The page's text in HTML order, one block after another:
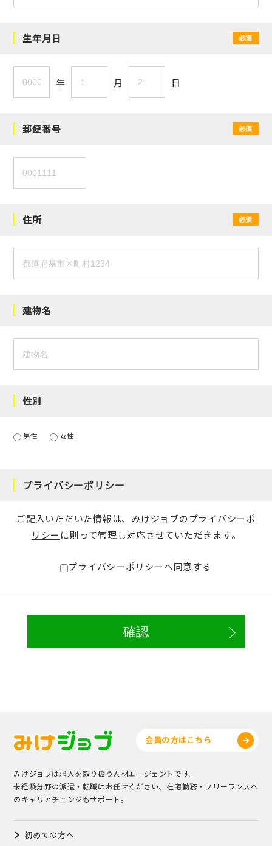
生年月日 必須
年 月 日
郵便番号 必須
住所 必須
建物名
性別
男性 女性
プライバシーポリシー
ご記入いただいた情報は、みけジョブのプライバシーポ
リシー に則って管理し対応させていただきます。
プライバシーポリシーへ同意する
会員の方はこちら
みけジョブは求人を取り扱う人材エージェントです。
未経験分野の派遣・転職はお任せください。在宅勤務・フリーランスへ
のキャリアチェンジもサポート。
初めての方へ